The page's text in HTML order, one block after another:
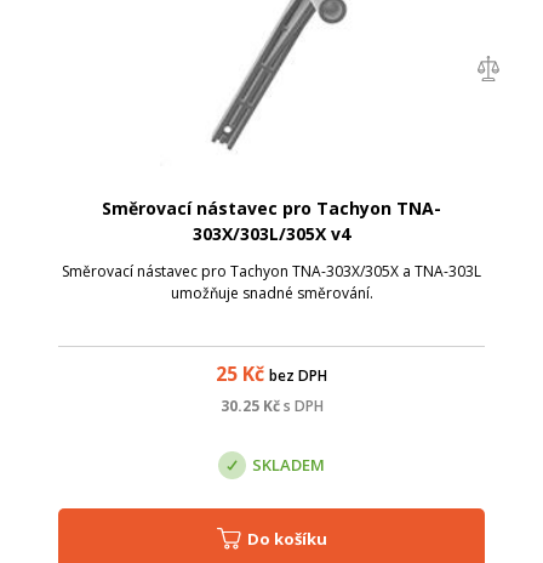
Směrovací nástavec pro Tachyon TNA-
303X/303L/305X v4
Směrovací nástavec pro Tachyon TNA-303X/305X a TNA-303L
umožňuje snadné směrování.
25 Kč bez DPH
30.25Kč s DPH
SKLADEM
Do košíku